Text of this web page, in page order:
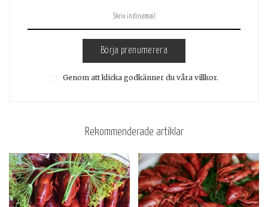
Börja prenumerera
Genom att klicka godkänner du våra villkor.
Rekommenderade artiklar